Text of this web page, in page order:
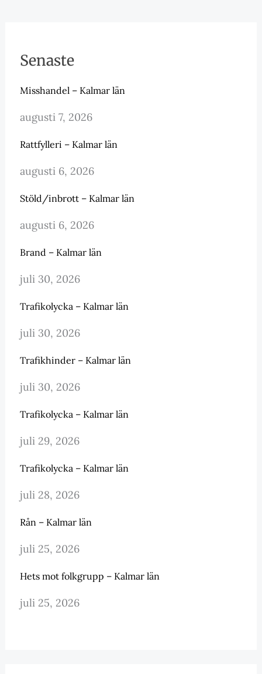
Senaste
Misshandel – Kalmar län
augusti 7, 2026
Rattfylleri – Kalmar län
augusti 6, 2026
Stöld/inbrott – Kalmar län
augusti 6, 2026
Brand – Kalmar län
juli 30, 2026
Trafikolycka – Kalmar län
juli 30, 2026
Trafikhinder – Kalmar län
juli 30, 2026
Trafikolycka – Kalmar län
juli 29, 2026
Trafikolycka – Kalmar län
juli 28, 2026
Rån – Kalmar län
juli 25, 2026
Hets mot folkgrupp – Kalmar län
juli 25, 2026